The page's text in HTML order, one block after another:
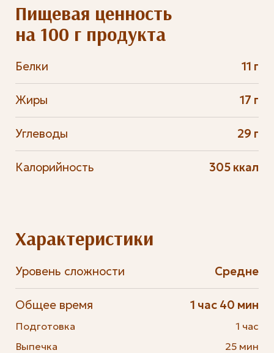
Пищевая ценность
на 100 г продукта
Белки 11 г
Жиры 17 г
Углеводы 29 г
Калорийность 305 ккал
Характеристики
Уровень сложности Средне
Общее время
Подготовка
Выпечка
1 час 40 мин
1 час
25 мин